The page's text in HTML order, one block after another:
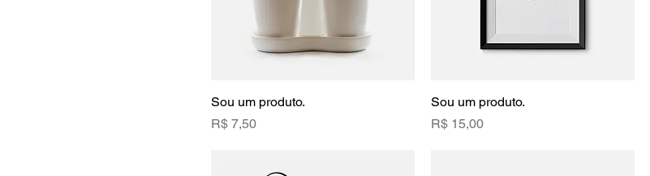
Sou um produto.
Preço
R$ 7,50
Sou um produto.
Preço
R$ 15,00